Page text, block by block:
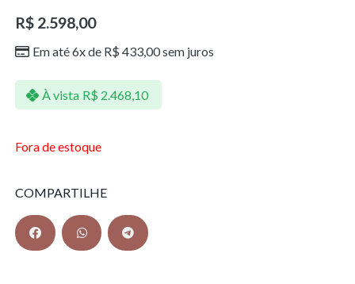
R$2.598,00
Em até 6x de R$ 433,00sem juros
À vista R$ 2.468,10
Fora de estoque
COMPARTILHE